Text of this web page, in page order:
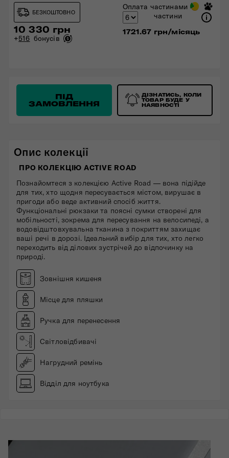
БЕЗКОШТОВНО
10 330 грн
+516 бонусів
Оплата частинами
частини
1721.67 грн/місяць
ПІД
ЗАМОВЛЕННЯ
ДІЗНАТИСЬ, КОЛИ
ТОВАР БУДЕ У
НАЯВНОСТІ
Опис колекції
ПРО КОЛЕКЦІЮ ACTIVE ROAD
Познайомтеся з колекцією Active Road — вона підійде
для тих, хто щодня пересувається містом, вирушає в
пригоди або веде активний спосіб життя.
Функціональні рюкзаки та поясні сумки створені для
мобільності, зокрема для пересування на велосипеді, а
водовідштовхувальна тканина з покриттям захищає
ваші речі в дорозі. Ідеальний вибір для тих, хто легко
переходить від ділових зустрічей до відпочинку на
природі.
Зовнішня кишеня
Місце для пляшки
Ручка для перенесення
Світловідбивачі
Нагрудний ремінь
Відділ для ноутбука